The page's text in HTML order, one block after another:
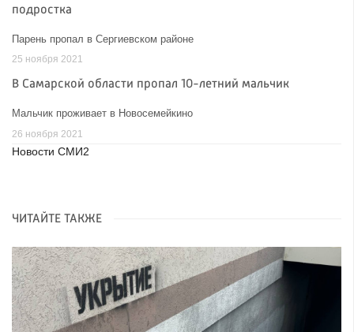
подростка
Парень пропал в Сергиевском районе
25 ноября 2021
В Самарской области пропал 10-летний мальчик
Мальчик проживает в Новосемейкино
26 ноября 2021
Новости СМИ2
ЧИТАЙТЕ ТАКЖЕ